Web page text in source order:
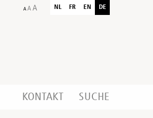
NL FR EN DE
KONTAKT SUCHE